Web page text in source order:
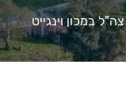
במכון וינגייט